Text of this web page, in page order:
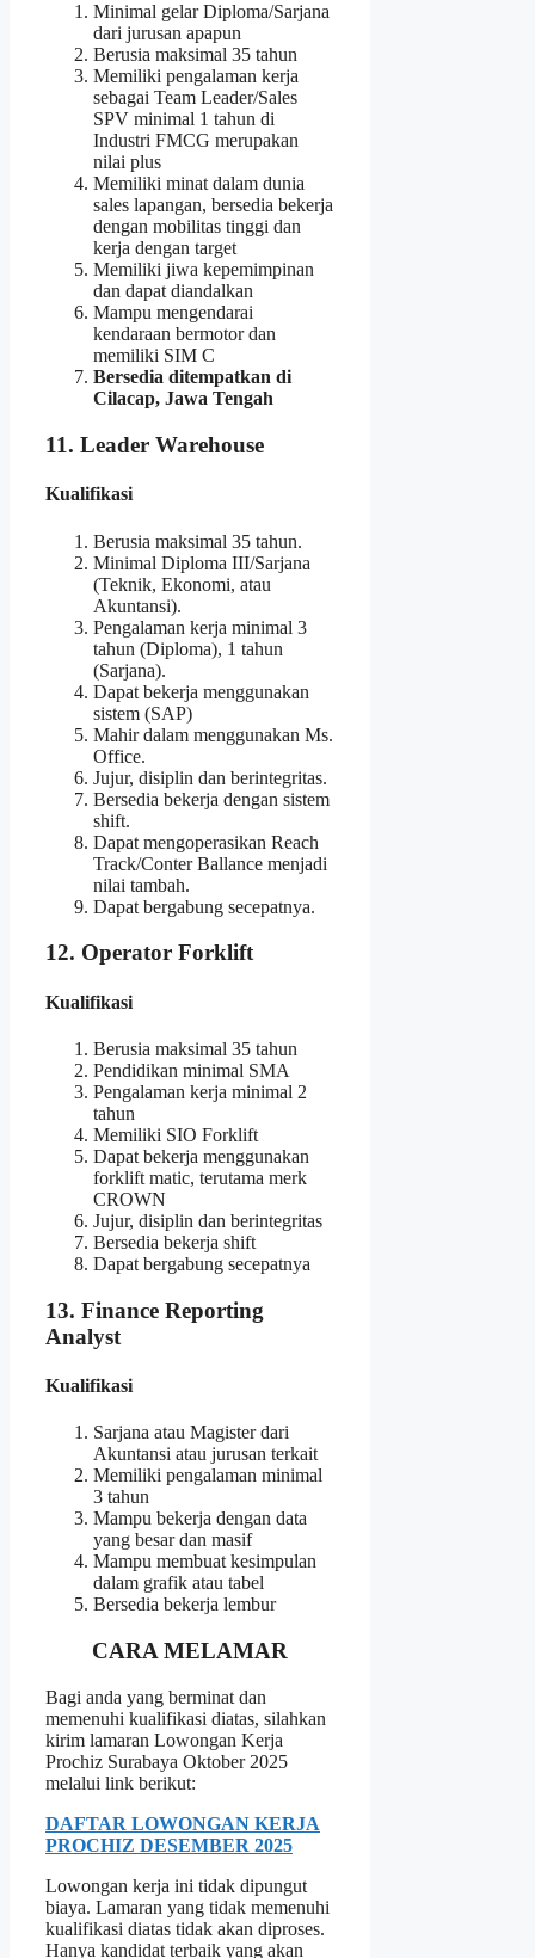
Minimal gelar Diploma/Sarjana
dari jurusan apapun
Berusia maksimal 35 tahun
Memiliki pengalaman kerja
sebagai Team Leader/Sales
SPV minimal 1 tahun di
Industri FMCG merupakan
nilai plus
Memiliki minat dalam dunia
sales lapangan, bersedia bekerja
dengan mobilitas tinggi dan
kerja dengan target
Memiliki jiwa kepemimpinan
dan dapat diandalkan
Mampu mengendarai
kendaraan bermotor dan
memiliki SIM C
Bersedia ditempatkan di
Cilacap, Jawa Tengah
11. Leader Warehouse
Kualifikasi
Berusia maksimal 35 tahun.
Minimal Diploma III/Sarjana
(Teknik, Ekonomi, atau
Akuntansi).
Pengalaman kerja minimal 3
tahun (Diploma), 1 tahun
(Sarjana).
Dapat bekerja menggunakan
sistem (SAP)
Mahir dalam menggunakan Ms.
Office.
Jujur, disiplin dan berintegritas.
Bersedia bekerja dengan sistem
shift.
Dapat mengoperasikan Reach
Track/Conter Ballance menjadi
nilai tambah.
Dapat bergabung secepatnya.
12. Operator Forklift
Kualifikasi
Berusia maksimal 35 tahun
Pendidikan minimal SMA
Pengalaman kerja minimal 2
tahun
Memiliki SIO Forklift
Dapat bekerja menggunakan
forklift matic, terutama merk
CROWN
Jujur, disiplin dan berintegritas
Bersedia bekerja shift
Dapat bergabung secepatnya
13. Finance Reporting
Analyst
Kualifikasi
Sarjana atau Magister dari
Akuntansi atau jurusan terkait
Memiliki pengalaman minimal
3 tahun
Mampu bekerja dengan data
yang besar dan masif
Mampu membuat kesimpulan
dalam grafik atau tabel
Bersedia bekerja lembur
CARA MELAMAR
Bagi anda yang berminat dan
memenuhi kualifikasi diatas, silahkan
kirim lamaran Lowongan Kerja
Prochiz Surabaya Oktober 2025
melalui link berikut:
DAFTAR LOWONGAN KERJA
PROCHIZ DESEMBER 2025
Lowongan kerja ini tidak dipungut
biaya. Lamaran yang tidak memenuhi
kualifikasi diatas tidak akan diproses.
Hanya kandidat terbaik yang akan